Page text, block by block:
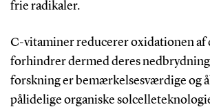
frie radikaler.
C-vitaminer reducerer oxidationen af
forhindrer dermed deres
forskning er bemærkelsesværdige og
pålidelige organiske